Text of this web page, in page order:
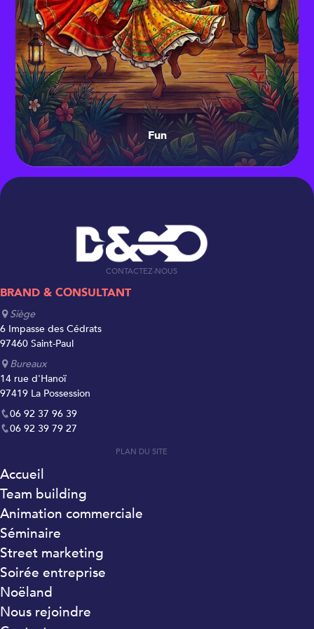
Fun
CONTACTEZ-NOUS
BRAND & CONSULTANT
Siège
6 Impasse des Cédrats
97460 Saint-Paul
Bureaux
14 rue d'Hanoï
97419 La Possession
06 92 37 96 39
06 92 39 79 27
PLAN DU SITE
Accueil
Team building
Animation commerciale
Séminaire
Street marketing
Soirée entreprise
Noëland
Nous rejoindre